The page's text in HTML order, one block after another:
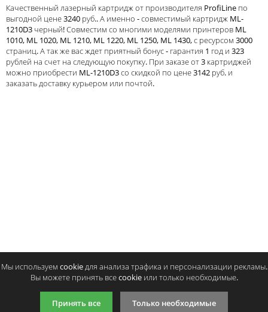
Для франкировальной машины
Ленточные картриджи
Тонер и девелопер
Качественный лазерный картридж от производителя ProfiLine по
выгодной цене 3240 руб.. А именно - совместимый картридж ML-
1210D3 черный! Совместим со многими моделями принтеров ML
1010, ML 1020, ML 1210, ML 1220, ML 1250, ML 1430, с ресурсом 3000
страниц. А так же вас ждет приятный бонус - гарантия 1 год и 323
рублей на счет на следующую покупку. При заказе от 3 картриджей
можно приобрести ML-1210D3 со скидкой по цене 3142 руб. и
заказать доставку курьером или почтой.
Введите код, указанный на картинке:
Мы используем cookie для анализа трафика и персонализации рекламы.
Вы можете принять все cookie или только необходимые.
Принять все Только необходимые